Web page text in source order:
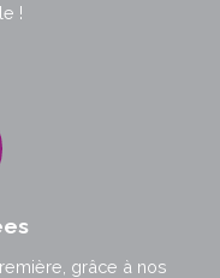
!
grâce à nos